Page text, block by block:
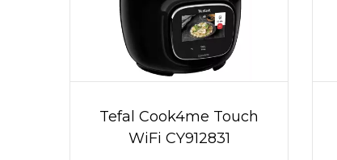
Tefal Cook4me Touch
WiFi CY912831